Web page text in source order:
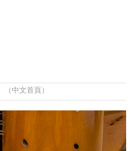
（中文首頁）